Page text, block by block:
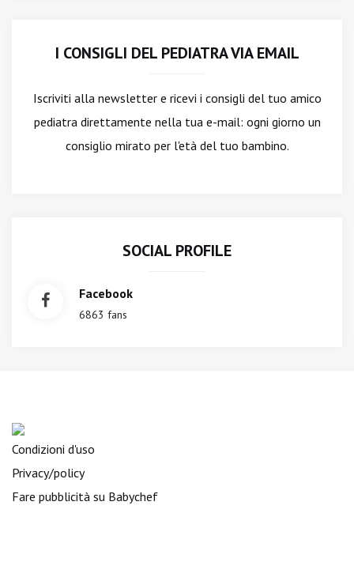
I CONSIGLI DEL PEDIATRA VIA EMAIL
Iscriviti alla newslettere ricevi i consigli del tuo amico
pediatra direttamente nella tua e-mail: ogni giorno un
consiglio mirato per l'età del tuo bambino.
SOCIAL PROFILE
Facebook
6863 fans
Condizioni d'uso
Privacy/policy
Fare pubblicità su Babychef